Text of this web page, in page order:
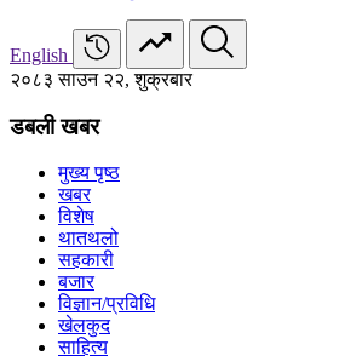
English
२०८३ साउन २२, शुक्रबार
डबली खबर
मुख्य पृष्ठ
खबर
विशेष
थातथलो
सहकारी
बजार
विज्ञान/प्रविधि
खेलकुद
साहित्य